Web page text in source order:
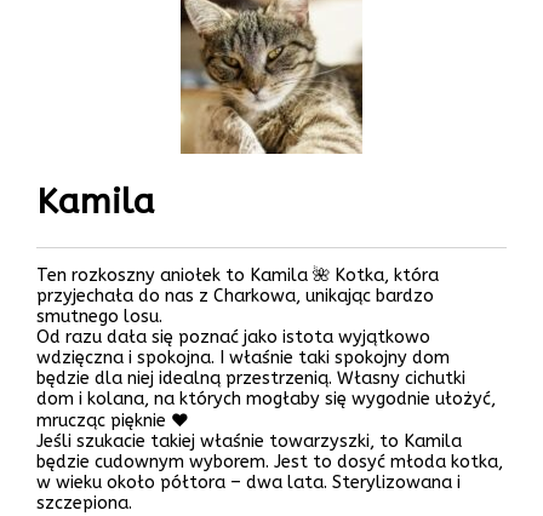
Kamila
Ten rozkoszny aniołek to Kamila 🌺 Kotka, która
przyjechała do nas z Charkowa, unikając bardzo
smutnego losu.
Od razu dała się poznać jako istota wyjątkowo
wdzięczna i spokojna. I właśnie taki spokojny dom
będzie dla niej idealną przestrzenią. Własny cichutki
dom i kolana, na których mogłaby się wygodnie ułożyć,
mrucząc pięknie ♥️
Jeśli szukacie takiej właśnie towarzyszki, to Kamila
będzie cudownym wyborem. Jest to dosyć młoda kotka,
w wieku około półtora – dwa lata. Sterylizowana i
szczepiona.